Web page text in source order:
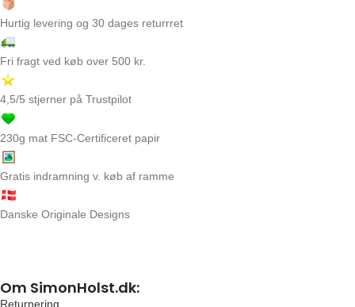
Hurtig levering og 30 dages returrret
Fri fragt ved køb over 500 kr.
4,5/5 stjerner på Trustpilot
230g mat FSC-Certificeret papir
Gratis indramning v. køb af ramme
Danske Originale Designs
Om SimonHolst.dk:
Returnering